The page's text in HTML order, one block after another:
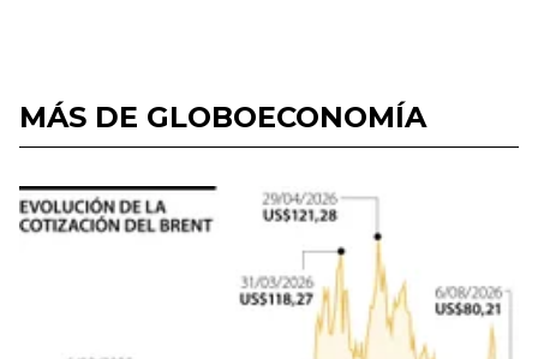
MÁS DE GLOBOECONOMÍA